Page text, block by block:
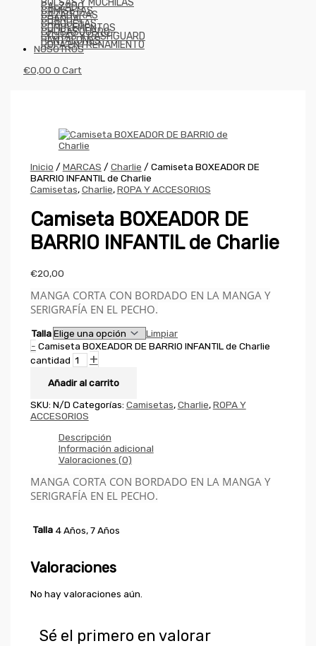
BOLSAS Y MOCHILAS
CALZADO
CAMISETAS
CAZADORAS
CHANDAL
CHAQUETAS
COMPLEMENTOS
CHUBASQUERO
LYCRAS Y RASHGUARD
PANTALONES
ROPA ENTRENAMIENTO
NOSOTROS
€0,00 0 Cart
Inicio / MARCAS / Charlie / Camiseta BOXEADOR DE
BARRIO INFANTIL de Charlie
Camisetas,Charlie,ROPA Y ACCESORIOS
Camiseta BOXEADOR DE
BARRIO INFANTIL de Charlie
€20,00
MANGA CORTA CON BORDADO EN LA MANGA Y
SERIGRAFÍA EN EL PECHO.
Talla
Limpiar
- Camiseta BOXEADOR DE BARRIO INFANTIL de Charlie
cantidad
+
Añadir al carrito
SKU: N/D Categorías: Camisetas,Charlie,ROPA Y
ACCESORIOS
Descripción
Información adicional
Valoraciones (0)
MANGA CORTA CON BORDADO EN LA MANGA Y
SERIGRAFÍA EN EL PECHO.
Talla 4 Años, 7 Años
Valoraciones
No hay valoraciones aún.
Sé el primero en valorar